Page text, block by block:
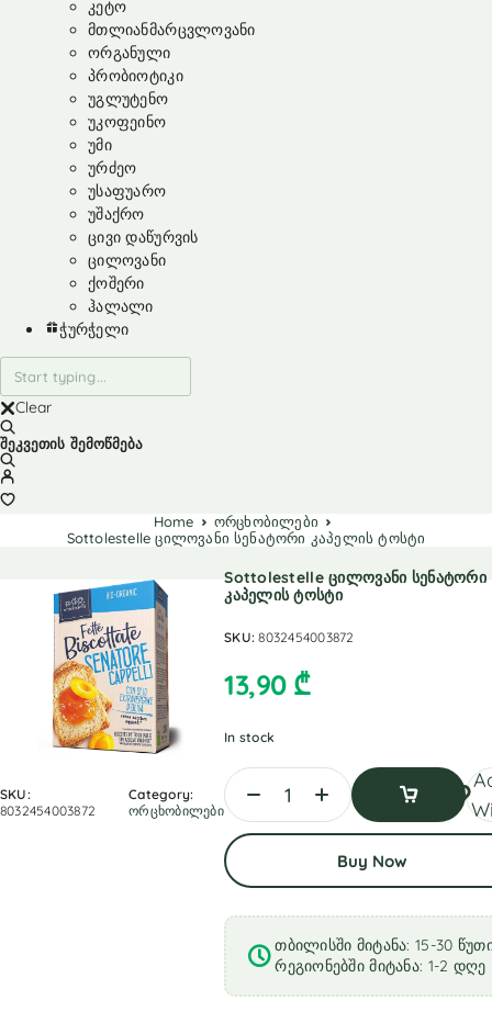
კეტო
მთლიანმარცვლოვანი
ორგანული
პრობიოტიკი
უგლუტენო
უკოფეინო
უმი
ურძეო
უსაფუარო
უშაქრო
ცივი დაწურვის
ცილოვანი
ქოშერი
ჰალალი
ჭურჭელი
Clear
შეკვეთის შემოწმება
Home
ორცხობილები
Sottolestelle ცილოვანი სენატორი კაპელის ტოსტი
SKU:
8032454003872
Category:
ორცხობილები
Sottolestelle ცილოვანი სენატორი
კაპელის ტოსტი
SKU:8032454003872
13,90 ₾
In stock
To
Buy Now
თბილისში მიტანა: 15-30
რეგიონებში მიტანა: 1-2 დღე